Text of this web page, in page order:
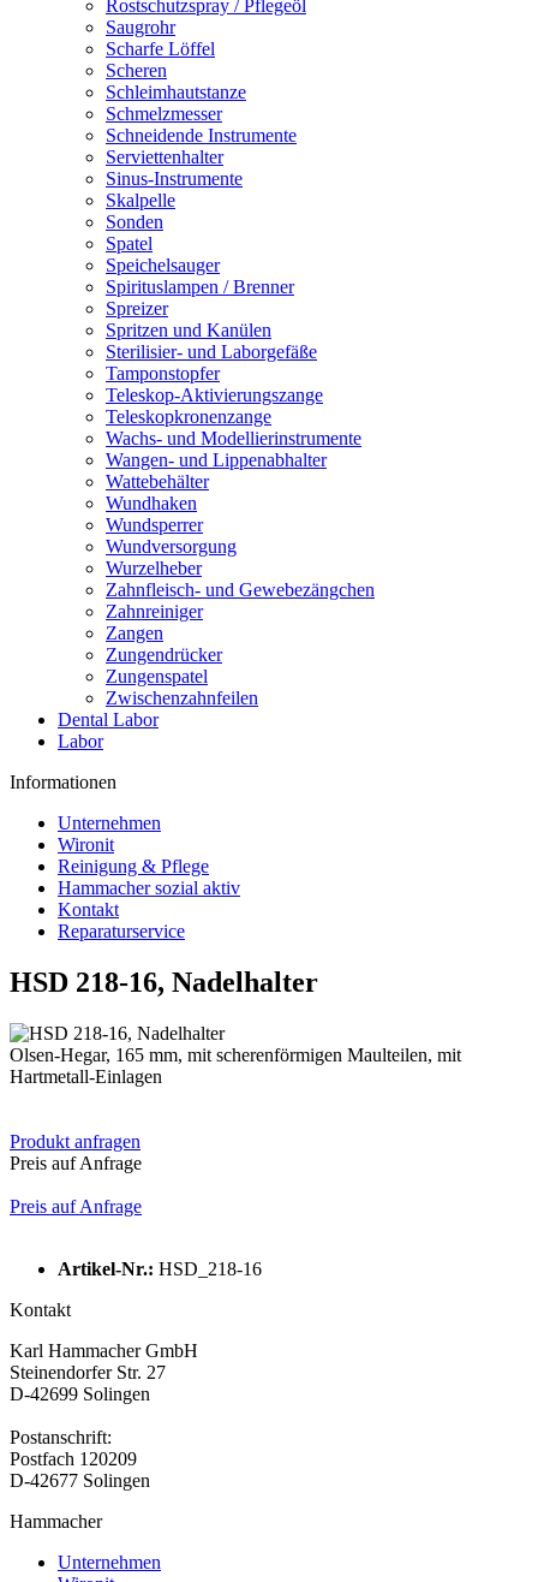
Rostschutzspray / Pflegeöl
Saugrohr
Scharfe Löffel
Scheren
Schleimhautstanze
Schmelzmesser
Schneidende Instrumente
Serviettenhalter
Sinus-Instrumente
Skalpelle
Sonden
Spatel
Speichelsauger
Spirituslampen / Brenner
Spreizer
Spritzen und Kanülen
Sterilisier- und Laborgefäße
Tamponstopfer
Teleskop-Aktivierungszange
Teleskopkronenzange
Wachs- und Modellierinstrumente
Wangen- und Lippenabhalter
Wattebehälter
Wundhaken
Wundsperrer
Wundversorgung
Wurzelheber
Zahnfleisch- und Gewebezängchen
Zahnreiniger
Zangen
Zungendrücker
Zungenspatel
Zwischenzahnfeilen
Dental Labor
Labor
Informationen
Unternehmen
Wironit
Reinigung & Pflege
Hammacher sozial aktiv
Kontakt
Reparaturservice
HSD 218-16, Nadelhalter
Olsen-Hegar, 165 mm, mit scherenförmigen Maulteilen, mit
Hartmetall-Einlagen
Produkt anfragen
Preis auf Anfrage
Preis auf Anfrage
Artikel-Nr.: HSD_218-16
Kontakt
Karl Hammacher GmbH
Steinendorfer Str. 27
D-42699 Solingen
Postanschrift:
Postfach 120209
D-42677 Solingen
Hammacher
Unternehmen